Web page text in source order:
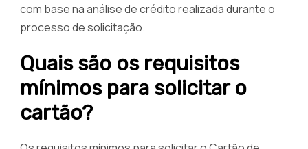
com base na análise de crédito realizada durante o
processo de solicitação.
Quais são os requisitos
mínimos para solicitar o
cartão?